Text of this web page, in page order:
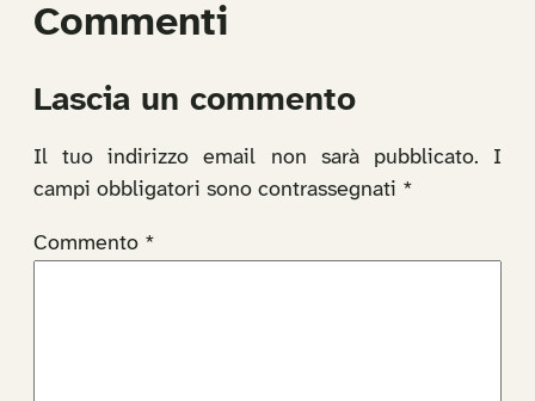
Commenti
Lascia un commento
Il tuo indirizzo email non sarà pubblicato.
I
campi obbligatori sono contrassegnati *
Commento *